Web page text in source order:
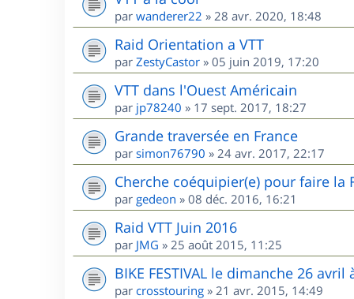
par wanderer22 » 28 avr. 2020, 18:48
Raid Orientation a VTT
par ZestyCastor » 05 juin 2019, 17:20
VTT dans l'Ouest Américain
par jp78240 » 17 sept. 2017, 18:27
Grande traversée en France
par simon76790 » 24 avr. 2017, 22:17
Cherche coéquipier(e) pour faire la
par gedeon » 08 déc. 2016, 16:21
Raid VTT Juin 2016
par JMG » 25 août 2015, 11:25
BIKE FESTIVAL le dimanche 26 avril
par crosstouring » 21 avr. 2015, 14:49